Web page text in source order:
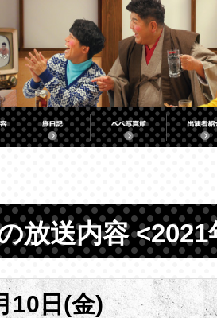
放送内容 <2021
10日(金)